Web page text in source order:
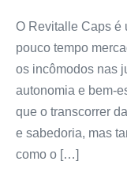
O Revitalle Caps é
pouco tempo
os incômodos nas
autonomia e bem-
que o transcorrer
e sabedoria, mas
como o […]